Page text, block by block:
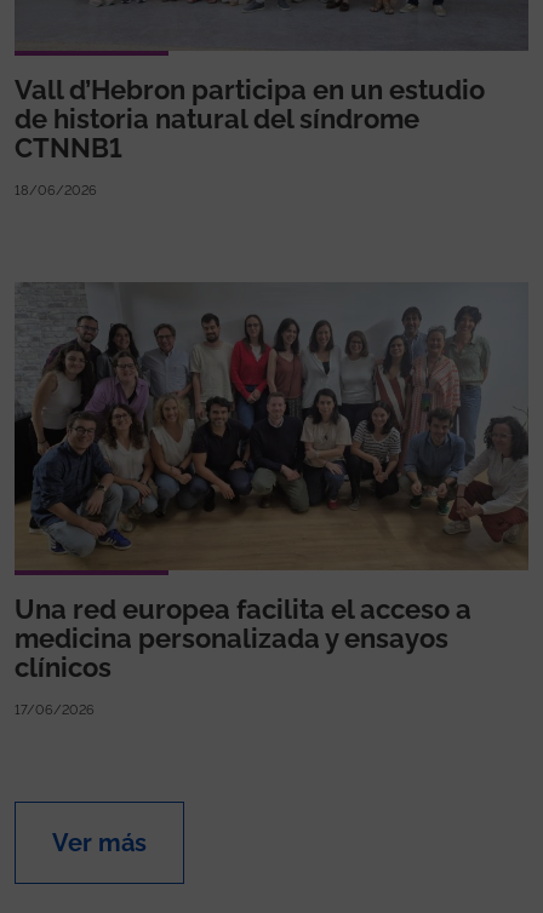
Vall d’Hebron participa en un estudio
de historia natural del síndrome
CTNNB1
18/06/2026
Una red europea facilita el acceso a
medicina personalizada y ensayos
clínicos
17/06/2026
Ver más